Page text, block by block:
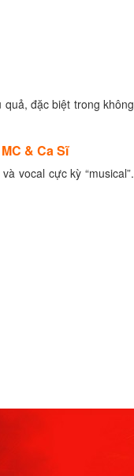
đặc biệt trong không
& Ca Sĩ
vocal cực kỳ “musical”.